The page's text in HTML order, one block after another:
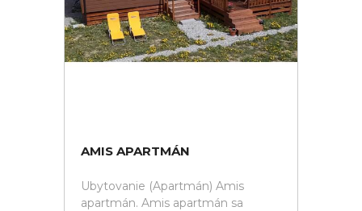
AMIS APARTMÁN
Ubytovanie (Apartmán) Amis
apartmán. Amis apartmán sa